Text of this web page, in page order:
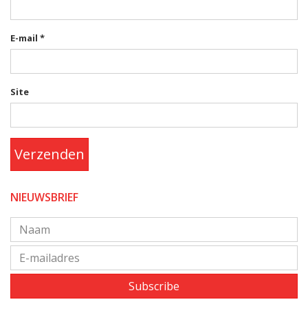
E-mail *
Site
Verzenden
NIEUWSBRIEF
Subscribe